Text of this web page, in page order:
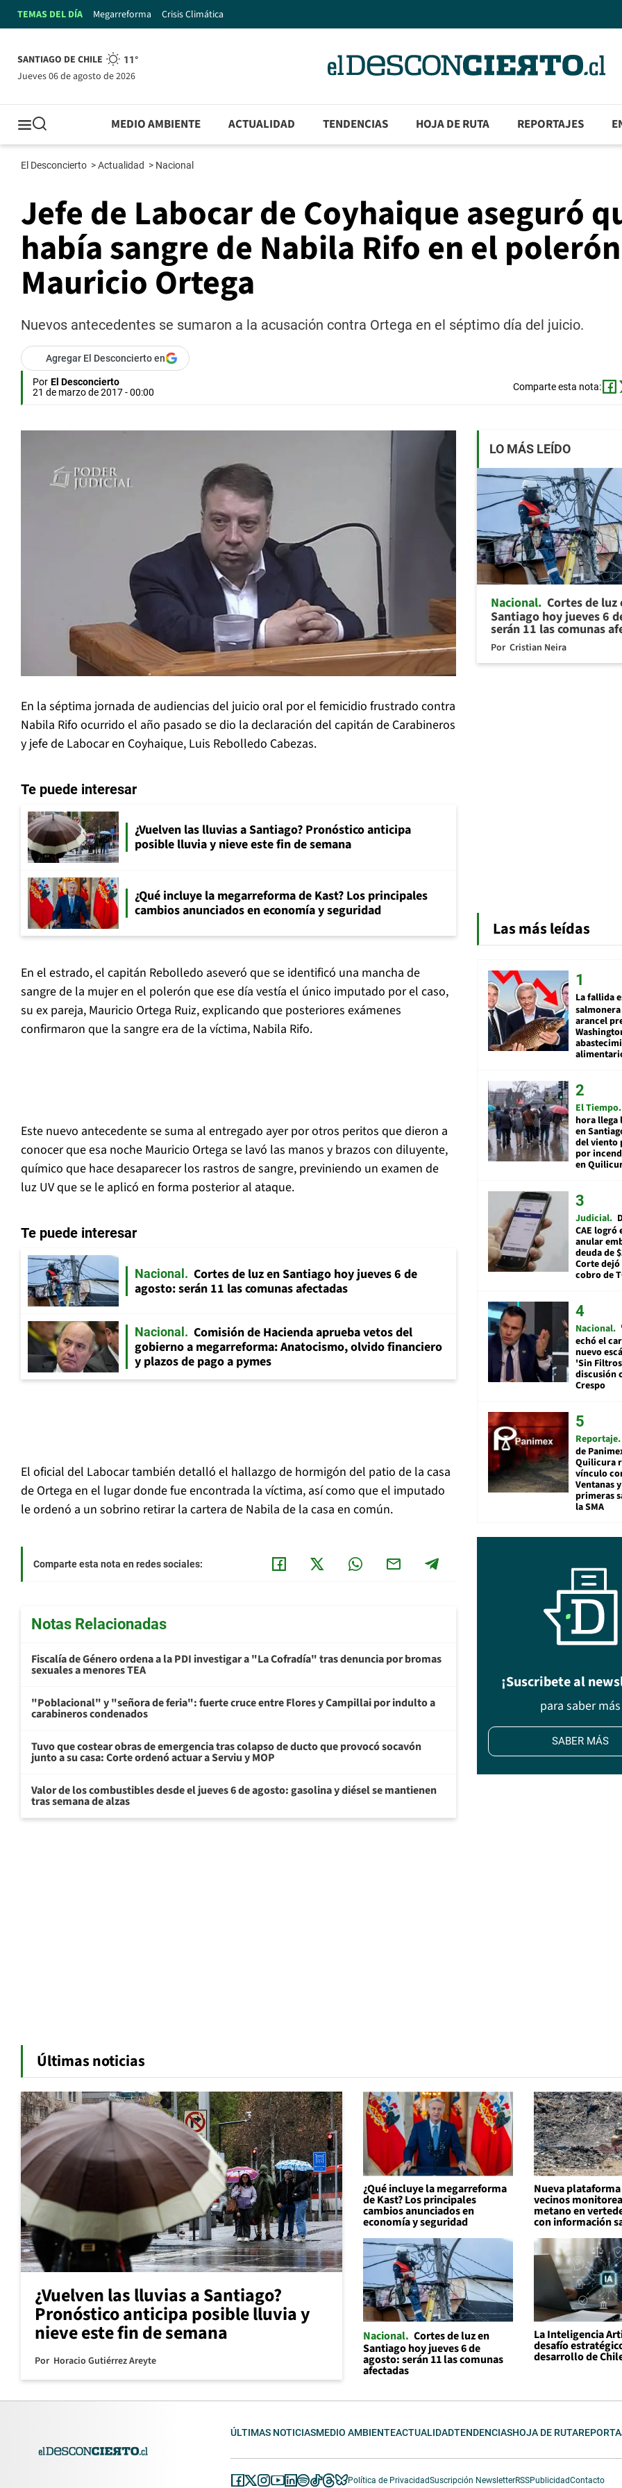
TEMAS DEL DÍA Megarreforma Crisis Climática
SANTIAGO DE CHILE 11°
jueves 06 de agosto de 2026
MEDIO AMBIENTE ACTUALIDAD TENDENCIAS HOJA DE RUTA REPORTAJES
El Desconcierto >Actualidad > Nacional
Jefe de Labocar de Coyhaique aseguró
había sangre de Nabila Rifo en el
Mauricio Ortega
Nuevos antecedentes se sumaron a la acusación contra Ortega en el séptimo día del juicio.
Agregar El Desconcierto en
Por El Desconcierto
21 de marzo de 2017 - 00:00
Comparte esta nota:
En la séptima jornada de audiencias del juicio oral por el femicidio frustrado contra
Nabila Rifo ocurrido el año pasado se dio la declaración del capitán de Carabineros
y jefe de Labocar en Coyhaique, Luis Rebolledo Cabezas.
Te puede interesar
¿Vuelven las lluvias a Santiago? Pronóstico anticipa
posible lluvia y nieve este fin de semana
¿Qué incluye la megarreforma de Kast? Los principales
cambios anunciados en economía y seguridad
En el estrado, el capitán Rebolledo aseveró que se identificó una mancha de
sangre de la mujer en el polerón que ese día vestía el único imputado por el caso,
su ex pareja, Mauricio Ortega Ruiz, explicando que posteriores exámenes
confirmaron que la sangre era de la víctima, Nabila Rifo.
Este nuevo antecedente se suma al entregado ayer por otros peritos que dieron a
conocer que esa noche Mauricio Ortega se lavó las manos y brazos con diluyente,
químico que hace desaparecer los rastros de sangre, previniendo un examen de
luz UV que se le aplicó en forma posterior al ataque.
Te puede interesar
Nacional
Cortes de luz en Santiago hoy jueves 6 de
agosto: serán 11 las comunas afectadas
Nacional
Comisión de Hacienda aprueba vetos del
gobierno a megarreforma: Anatocismo, olvido financiero
y plazos de pago a pymes
El oficial del Labocar también detalló el hallazgo de hormigón del patio de la casa
de Ortega en el lugar donde fue encontrada la víctima, así como que el imputado
le ordenó a un sobrino retirar la cartera de Nabila de la casa en común.
Comparte esta nota en redes sociales:
Notas Relacionadas
Fiscalía de Género ordena a la PDI investigar a "La Cofradía" tras denuncia por bromas
sexuales a menores TEA
"Poblacional" y "señora de feria": fuerte cruce entre Flores y Campillai por indulto a
carabineros condenados
Tuvo que costear obras de emergencia tras colapso de ducto que provocó socavón
junto a su casa: Corte ordenó actuar a Serviu y MOP
Valor de los combustibles desde el jueves 6 de agosto: gasolina y diésel se mantienen
tras semana de alzas
LO MÁS LEÍDO
Nacional Cortes de luz
Santiago hoy jueves 6
serán 11 las comunas
Por Cristian Neira
Las más leídas
La fallida
arancel
El Tiempo
hora llega
en
del viento
por
en
Judicial
CAE logró
anular
deuda de
Corte
cobro de
Nacional
echó el
nuevo
'Sin
discusión
Crespo
Reportaje
de
Quilicura
vínculo
Ventanas
primeras
la SMA
¡Suscribete al
para saber más
SABER MÁS
Últimas noticias
¿Vuelven las lluvias a Santiago?
Pronóstico anticipa posible lluvia y
nieve este fin de semana
Por Horacio Gutiérrez Areyte
¿Qué incluye la megarreforma
de Kast? Los principales
cambios anunciados en
economía y seguridad
Nueva
vecinos
metano en
con información
Nacional Cortes de luz en
Santiago hoy jueves 6 de
agosto: serán 11 las comunas
afectadas
La Inteligencia
desafío
desarrollo de
ÚLTIMAS NOTICIASMEDIO AMBIENTEACTUALIDADTENDENCIASHOJA DE RUTA
Política de PrivacidadSuscripción NewsletterRSSPublicidadContacto